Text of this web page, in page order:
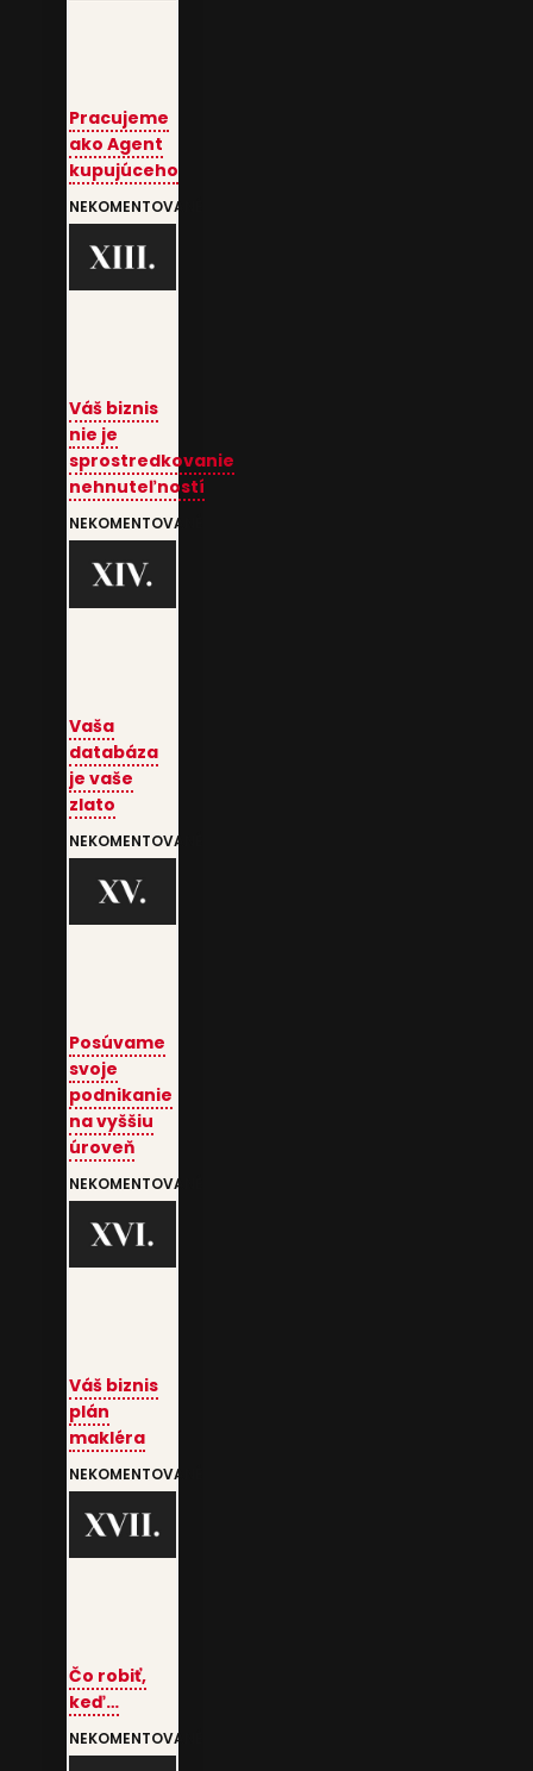
Pracujeme
ako Agent
kupujúceho
NEKOMENTOVANÉ
Váš biznis
nie je
sprostredkovanie
nehnuteľností
NEKOMENTOVANÉ
Vaša
databáza
je vaše
zlato
NEKOMENTOVANÉ
Posúvame
svoje
podnikanie
na vyššiu
úroveň
NEKOMENTOVANÉ
Váš biznis
plán
makléra
NEKOMENTOVANÉ
Čo robiť,
keď…
NEKOMENTOVANÉ